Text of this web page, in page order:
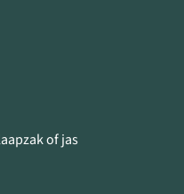
of jas